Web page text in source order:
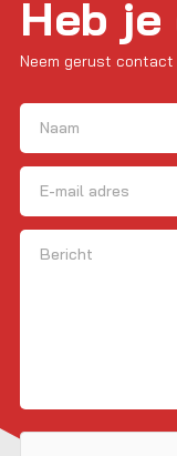
Heb
Neem gerust
Naam
Voornaam
E-mailadres
Bericht